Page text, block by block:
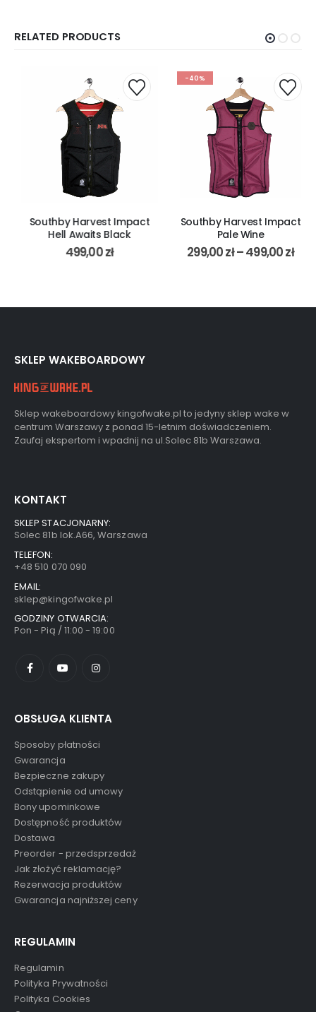
RELATED PRODUCTS
Southby Harvest Impact
Hell Awaits Black
499,00zł
-40%
Southby Harvest Impact
Pale Wine
299,00zł– 499,00zł
SKLEP WAKEBOARDOWY
Sklep wakeboardowy kingofwake.pl to jedyny sklep wake w
centrum Warszawy z ponad 15-letnim doświadczeniem.
Zaufaj ekspertom i wpadnij na ul.Solec 81b Warszawa.
KONTAKT
SKLEP STACJONARNY:
Solec 81b lok.A66, Warszawa
TELEFON:
+48 510 070 090
EMAIL:
sklep@kingofwake.pl
GODZINY OTWARCIA:
Pon - Pią / 11:00 - 19:00
OBSŁUGA KLIENTA
Sposoby płatności
Gwarancja
Bezpieczne zakupy
Odstąpienie od umowy
Bony upominkowe
Dostępność produktów
Dostawa
Preorder - przedsprzedaż
Jak złożyć reklamację?
Rezerwacja produktów
Gwarancja najniższej ceny
REGULAMIN
Regulamin
Polityka Prywatności
Polityka Cookies